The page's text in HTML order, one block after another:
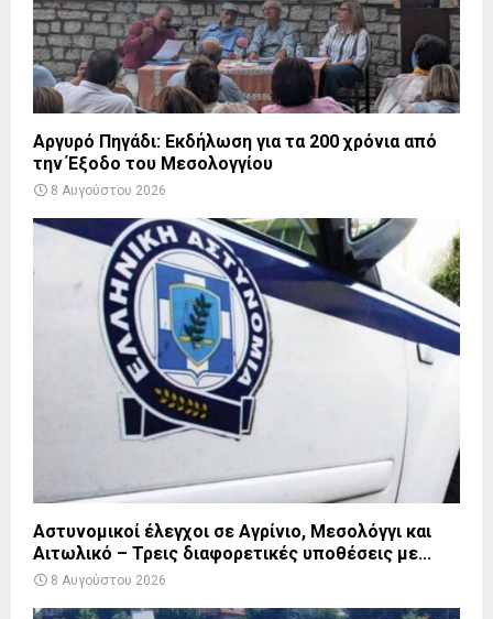
Αργυρό Πηγάδι: Εκδήλωση για τα 200 χρόνια από
την Έξοδο του Μεσολογγίου
8 Αυγούστου 2026
Αστυνομικοί έλεγχοι σε Αγρίνιο, Μεσολόγγι και
Αιτωλικό – Τρεις διαφορετικές υποθέσεις με...
8 Αυγούστου 2026